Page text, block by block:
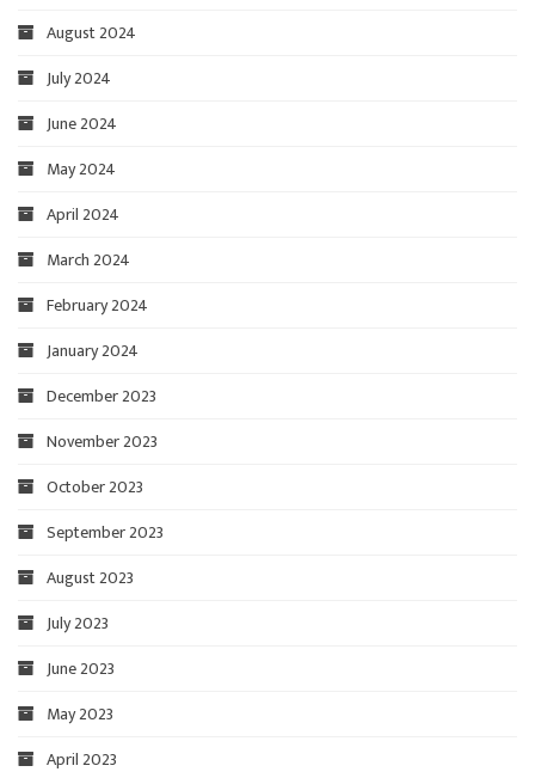
August 2024
July 2024
June 2024
May 2024
April 2024
March 2024
February 2024
January 2024
December 2023
November 2023
October 2023
September 2023
August 2023
July 2023
June 2023
May 2023
April 2023